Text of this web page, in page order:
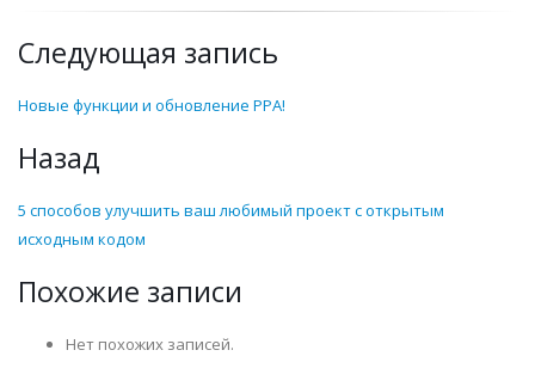
Следующая запись
Новые функции и обновление PPA!
Назад
5 способов улучшить ваш любимый проект с открытым
исходным кодом
Похожие записи
Нет похожих записей.